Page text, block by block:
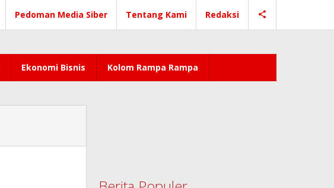
Pedoman Media Siber Tentang Kami Redaksi
Ekonomi Bisnis Kolom Rampa Rampa